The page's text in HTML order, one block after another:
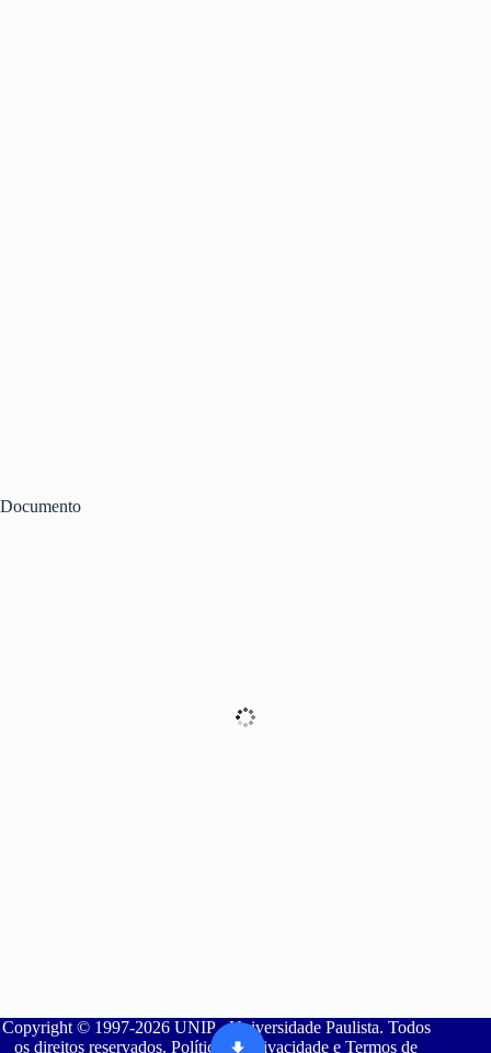
Documento
Copyright © 1997-2026 UNIP - Universidade Paulista. Todos
os direitos reservados. Política de Privacidade e Termos de